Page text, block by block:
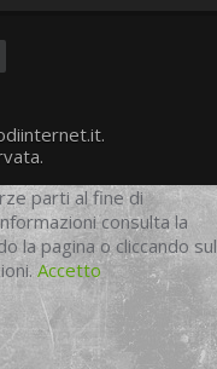
parti al fine di
consulta la
la pagina o cliccando sul
Accetto